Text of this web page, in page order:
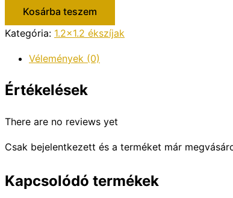
Kosárba teszem
Kategória: 1.2x1.2 ékszíjak
Vélemények (0)
Értékelések
There are no reviews yet
Csak bejelentkezett és a terméket már
Kapcsolódó termékek